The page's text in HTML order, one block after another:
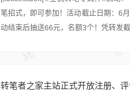
笔招式，即可参加！活动截止日期：6
动结束后抽送66元，名额3个！凭转发
转笔者之家主站正式开放注册、评